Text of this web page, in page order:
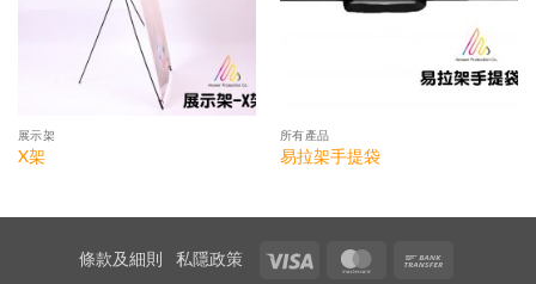
展示架
X架
所有產品
易拉架手提袋
條款及細則 私隱政策 Visa MasterCard